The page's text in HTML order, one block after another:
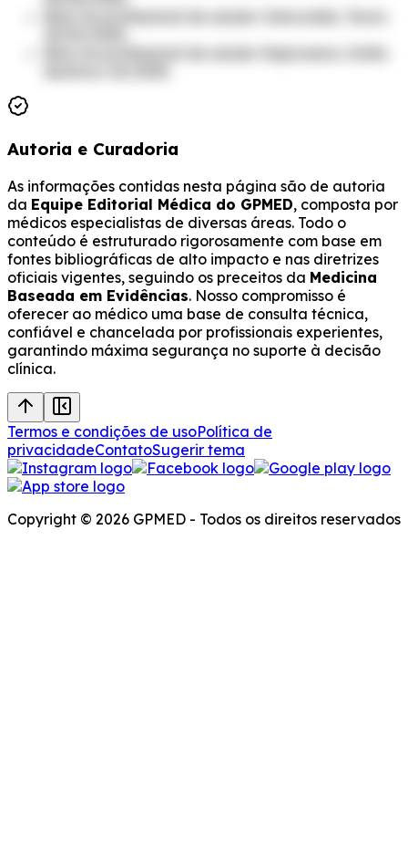
Bula do profissional de saúde: Naproxeno. União
Autoria e Curadoria
As informações contidas nesta página são de autoria
da Equipe Editorial Médica do GPMED, composta por
médicos especialistas de diversas áreas. Todo o
conteúdo é estruturado rigorosamente com base em
fontes bibliográficas de alto impacto e nas diretrizes
oficiais vigentes, seguindo os preceitos da Medicina
Baseada em Evidências. Nosso compromisso é
oferecer ao médico uma base de consulta técnica,
confiável e chancelada por profissionais experientes,
garantindo máxima segurança no suporte à decisão
clínica.
Termos e condições de usoPolítica de
privacidadeContatoSugerir tema
Copyright © 2026 GPMED - Todos os direitos reservados